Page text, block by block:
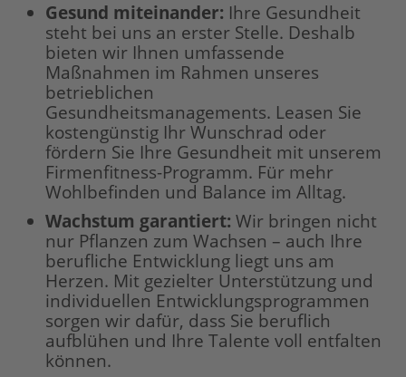
Gesund miteinander: Ihre Gesundheit
steht bei uns an erster Stelle. Deshalb
bieten wir Ihnen umfassende
Maßnahmen im Rahmen unseres
betrieblichen
Gesundheitsmanagements. Leasen Sie
kostengünstig Ihr Wunschrad oder
fördern Sie Ihre Gesundheit mit unserem
Firmenfitness-Programm. Für mehr
Wohlbefinden und Balance im Alltag.
Wachstum garantiert: Wir bringen nicht
nur Pflanzen zum Wachsen – auch Ihre
berufliche Entwicklung liegt uns am
Herzen. Mit gezielter Unterstützung und
individuellen Entwicklungsprogrammen
sorgen wir dafür, dass Sie beruflich
aufblühen und Ihre Talente voll entfalten
können.